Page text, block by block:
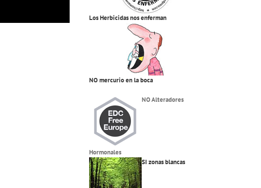
Los Herbicidas nos enferman
NO mercurio en la boca
NO Alteradores
Hormonales
SI zonas blancas